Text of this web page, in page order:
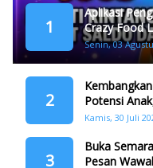
1
Aplikasi
Crazy Food
Dana
Senin, 03
2
Potensi
Gelar Doktor
Kamis, 30 Juli
3
Buka
Pesan